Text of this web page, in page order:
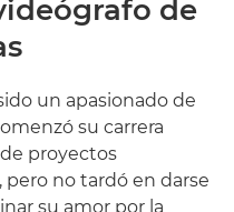
de
un apasionado de
su carrera
proyectos
no tardó en darse
su amor por la